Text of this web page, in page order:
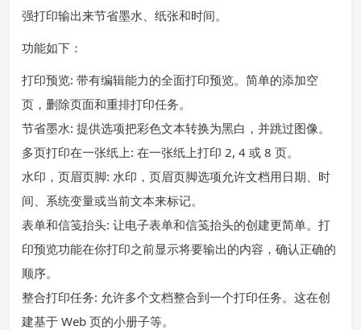
强打印输出来节省墨水、纸张和时间。
功能如下：
打印预览: 带有编辑能力的全面打印预览。简单的添加空
页，删除页面和重排打印任务。
节省墨水: 提供选项把彩色文本转换为黑白，并跳过图像。
多页打印在一张纸上: 在一张纸上打印 2, 4 或 8 页。
水印，页眉页脚: 水印，页眉页脚选项允许文档用日期、时
间、系统变量或当前文本来标记。
表单和信笺抬头: 让电子表单和信笺抬头的创建更简单。打
印预览功能在你打印之前显示将要输出的内容，确认正确的
顺序。
整合打印任务: 允许多个文档整合到一个打印任务。这在创
建基于 Web 页的小册子等。